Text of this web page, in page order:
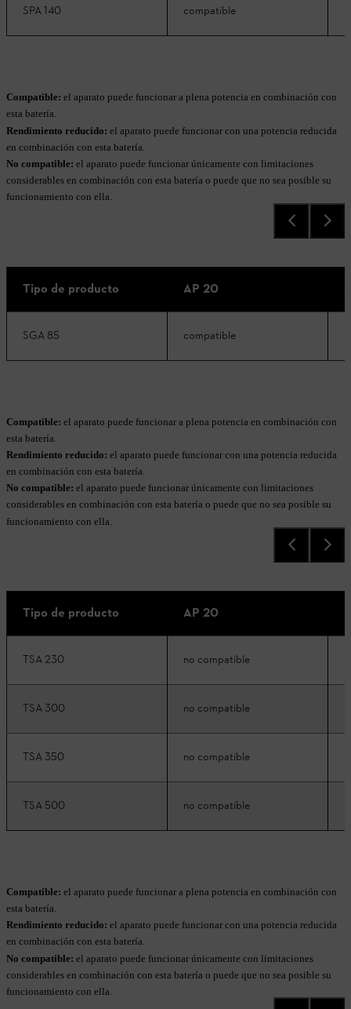
SPA 140 compatible
Compatible: el aparato puede funcionar a plena potencia en combinación con
esta batería.
Rendimiento reducido: el aparato puede funcionar con una potencia reducida
en combinación con esta batería.
No compatible: el aparato puede funcionar únicamente con limitaciones
considerables en combinación con esta batería o puede que no sea posible su
funcionamiento con ella.
Tipo de producto AP 20
SGA 85 compatible
Compatible: el aparato puede funcionar a plena potencia en combinación con
esta batería.
Rendimiento reducido: el aparato puede funcionar con una potencia reducida
en combinación con esta batería.
No compatible: el aparato puede funcionar únicamente con limitaciones
considerables en combinación con esta batería o puede que no sea posible su
funcionamiento con ella.
Tipo de producto AP 20
TSA 230 no compatible
TSA 300 no compatible
TSA 350 no compatible
TSA 500 no compatible
Compatible: el aparato puede funcionar a plena potencia en combinación con
esta batería.
Rendimiento reducido: el aparato puede funcionar con una potencia reducida
en combinación con esta batería.
No compatible: el aparato puede funcionar únicamente con limitaciones
considerables en combinación con esta batería o puede que no sea posible su
funcionamiento con ella.